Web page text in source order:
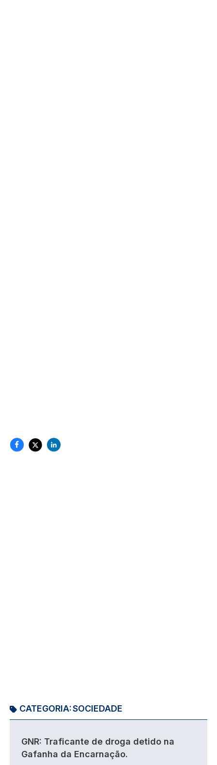
CATEGORIA:SOCIEDADE
GNR: Traficante de droga detido na
Gafanha da Encarnação.